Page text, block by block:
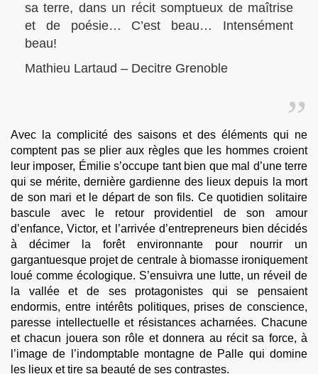
sa terre, dans un récit somptueux de maîtrise
et de poésie… C’est beau… Intensément
beau!
Mathieu Lartaud – Decitre Grenoble
Avec la complicité des saisons et des éléments qui ne
comptent pas se plier aux règles que les hommes croient
leur imposer, Émilie s’occupe tant bien que mal d’une terre
qui se mérite, dernière gardienne des lieux depuis la mort
de son mari et le départ de son fils. Ce quotidien solitaire
bascule avec le retour providentiel de son amour
d’enfance, Victor, et l’arrivée d’entrepreneurs bien décidés
à décimer la forêt environnante pour nourrir un
gargantuesque projet de centrale à biomasse ironiquement
loué comme écologique. S’ensuivra une lutte, un réveil de
la vallée et de ses protagonistes qui se pensaient
endormis, entre intérêts politiques, prises de conscience,
paresse intellectuelle et résistances acharnées. Chacune
et chacun jouera son rôle et donnera au récit sa force, à
l’image de l’indomptable montagne de Palle qui domine
les lieux et tire sa beauté de ses contrastes.